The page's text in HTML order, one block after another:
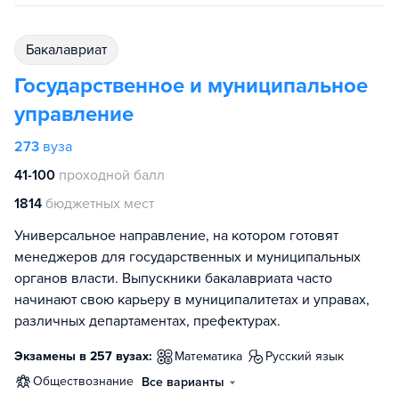
бакалавриат
Государственное и муниципальное
управление
273 вуза
41-100 проходной балл
1814 бюджетных мест
Универсальное направление, на котором готовят
менеджеров для государственных и муниципальных
органов власти. Выпускники бакалавриата часто
начинают свою карьеру в муниципалитетах и управах,
различных департаментах, префектурах.
Экзамены в 257 вузах: математика
русский язык
обществознание Все варианты